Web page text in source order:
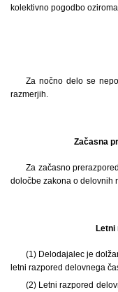
kolektivno pogodbo
Za nočno delo se
razmerjih.
Začasna
Za začasno
določbe zakona o delovnih
Letni
(1) Delodajalec je
letni razpored delovnega
(2) Letni razpored